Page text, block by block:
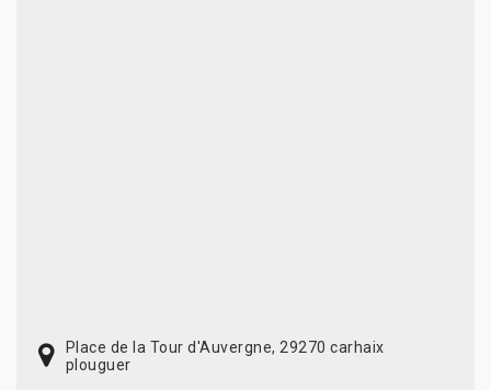
Place de la Tour d'Auvergne, 29270 carhaix
plouguer